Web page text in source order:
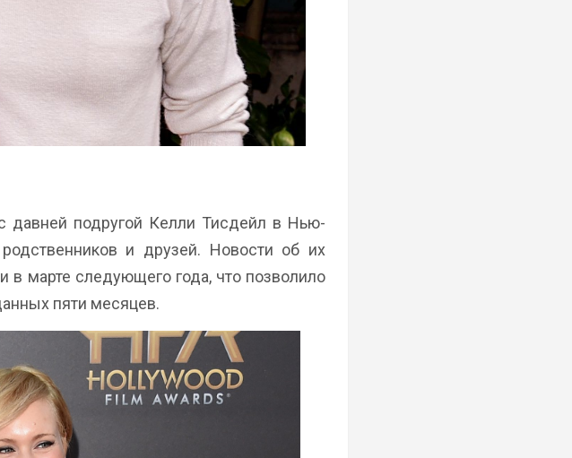
давней подругой Келли Тисдейл в Нью-
и друзей. Новости об их
в марте следующего года, что позволило
пяти месяцев.